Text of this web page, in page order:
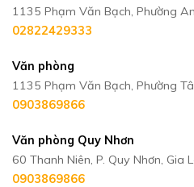
1135 Phạm Văn Bạch, Phường
02822429333
Văn phòng
1135 Phạm Văn Bạch, Phường
0903869866
Văn phòng Quy Nhơn
60 Thanh Niên, P. Quy Nhơn, Gia
0903869866